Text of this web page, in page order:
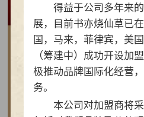
2026-07-30
做实亲民茶饮！书亦烧仙
下2026新茶饮TOP10
查看详情
得益于公司多年来
展，目前书亦烧仙草已
国，马来，菲律宾，美
（筹建中）成功开设加
极推动品牌国际化经营
务。
本公司对加盟商将